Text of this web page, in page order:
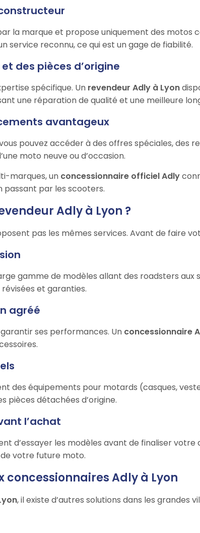
la marque et propose uniquement des motos
service reconnu, ce qui est un gage de fiabilité.
des pièces d’origine
spécifique. Un revendeur Adly à Lyon
une réparation de qualité et une meilleure
avantageux
pouvez accéder à des offres spéciales, des
moto neuve ou d’occasion.
marques, un concessionnaire officiel Adly
passant par les scooters.
Adly à Lyon ?
pas les mêmes services. Avant de faire
gamme de modèles allant des roadsters
et garanties.
agréé
ses performances. Un concessionnaire
des équipements pour motards (casques,
pièces détachées d’origine.
l’achat
d’essayer les modèles avant de finaliser
votre future moto.
Adly à Lyon
, il existe d’autres solutions dans les grandes